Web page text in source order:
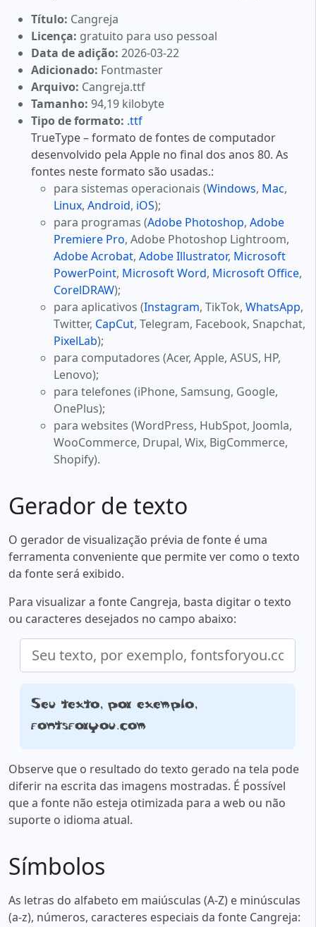
Título: Cangreja
Licença: gratuito para uso pessoal
Data de adição: 2026-03-22
Adicionado: Fontmaster
Arquivo: Cangreja.ttf
Tamanho: 94,19 kilobyte
Tipo de formato: .ttf
TrueType – formato de fontes de computador
desenvolvido pela Apple no final dos anos 80. As
fontes neste formato são usadas.:
para sistemas operacionais (Windows, Mac,
Linux, Android, iOS);
para programas (Adobe Photoshop, Adobe
Premiere Pro, Adobe Photoshop Lightroom,
Adobe Acrobat, Adobe Illustrator, Microsoft
PowerPoint, Microsoft Word, Microsoft Office,
CorelDRAW);
para aplicativos (Instagram, TikTok, WhatsApp,
Twitter, CapCut, Telegram, Facebook, Snapchat,
PixelLab);
para computadores (Acer, Apple, ASUS, HP,
Lenovo);
para telefones (iPhone, Samsung, Google,
OnePlus);
para websites (WordPress, HubSpot, Joomla,
WooCommerce, Drupal, Wix, BigCommerce,
Shopify).
Gerador de texto
O gerador de visualização prévia de fonte é uma
ferramenta conveniente que permite ver como o texto
da fonte será exibido.
Para visualizar a fonte Cangreja, basta digitar o texto
ou caracteres desejados no campo abaixo:
Seu texto, por exemplo,
fontsforyou.com
Observe que o resultado do texto gerado na tela pode
diferir na escrita das imagens mostradas. É possível
que a fonte não esteja otimizada para a web ou não
suporte o idioma atual.
Símbolos
As letras do alfabeto em maiúsculas (A-Z) e minúsculas
(a-z), números, caracteres especiais da fonte Cangreja: